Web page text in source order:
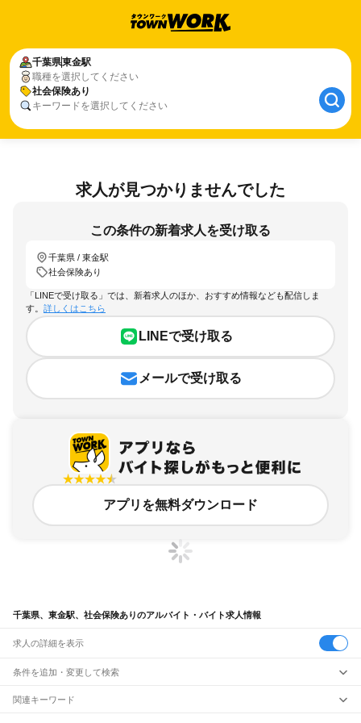
千葉県東金駅
職種を選択してください
社会保険あり
キーワードを選択してください
求人が見つかりませんでした
この条件の新着求人を受け取る
千葉県 / 東金駅
社会保険あり
「LINEで受け取る」では、新着求人のほか、おすすめ情報なども配信しま
す。 詳しくはこちら
LINEで受け取る
メールで受け取る
アプリを無料ダウンロード
千葉県、東金駅、社会保険ありのアルバイト・バイト求人情報
求人の詳細を表示
条件を追加・変更して検索
市区町村を追加・変更
関連キーワード